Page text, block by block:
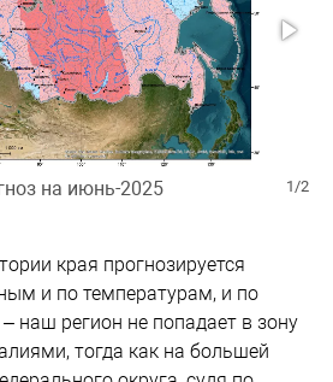
1/2
на июнь-2025
края прогнозируется
и по температурам, и по
наш регион не попадает в зону
тогда как на большей